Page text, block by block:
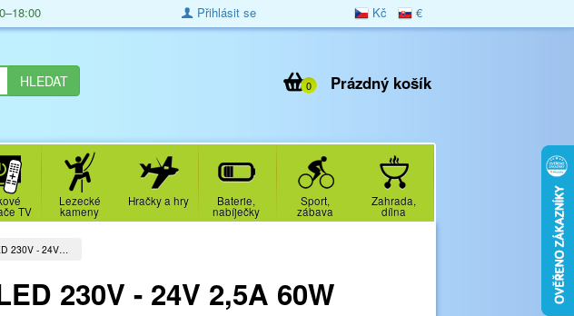
Kč €
Přihlásit se
Prázdný košík
0
TV
Lezecké
kameny
Hračky a hry Baterie,
nabíječky
Sport,
zábava
Zahrada,
dílna
230V - 24V…
230V - 24V 2,5A 60W